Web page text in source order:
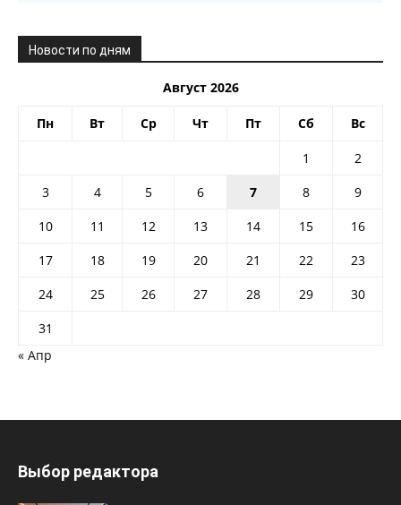
Новости по дням
Август 2026
Пн Вт Ср Чт Пт Сб Вс
1
2
3
4 5 6 7 8
9
10
11 12 13 14 15
16
17
18 19 20 21 22
23
24
25 26 27 28 29
30
31
« Апр
Выбор редактора